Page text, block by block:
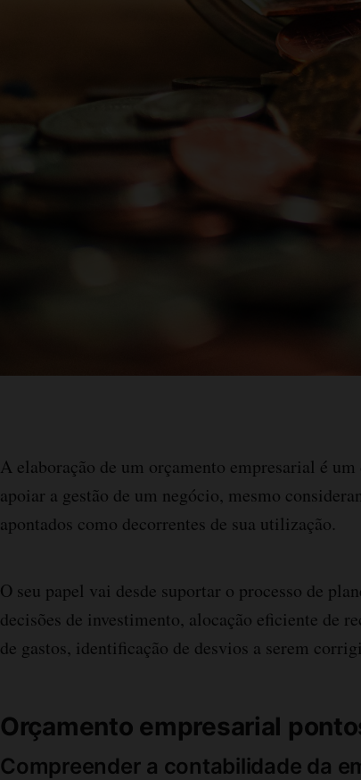
A elaboração de um orçamento empresarial é
apoiar a gestão de um negócio, mesmo
apontados como decorrentes de sua utilização.
O seu papel vai desde suportar o processo de
decisões de investimento, alocação eficiente de
de gastos, identificação de desvios a serem
Orçamento empresarial
Compreender a contabilidade da